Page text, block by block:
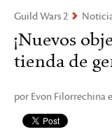
Guild Wars 2
¡Nuevos
tienda de
por Evon Filorrechina